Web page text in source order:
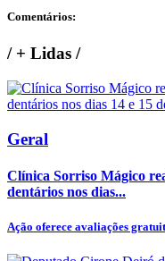
Comentários:
/+ Lidas /
Geral
Clínica Sorriso Mágico
dentários nos dias...
Ação oferece avaliações